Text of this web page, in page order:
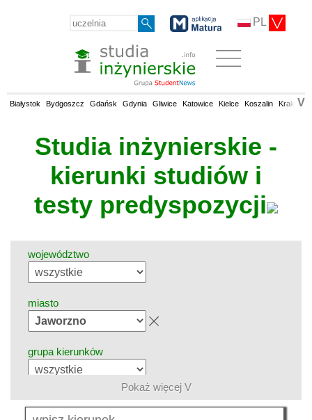
PL
Białystok Bydgoszcz Gdańsk Gdynia Gliwice Katowice Kielce Koszalin Kraków
V
Studia inżynierskie -
kierunki studiów i
testy predyspozycji
województwo
miasto
grupa kierunków
język
Pokaż więcej V